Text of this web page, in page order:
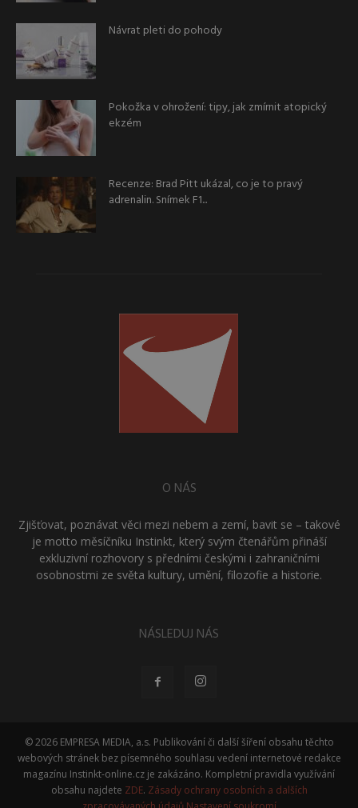
Návrat pleti do pohody
Pokožka v ohrožení: tipy, jak zmírnit atopický
ekzém
Recenze: Brad Pitt ukázal, co je to pravý
adrenalin. Snímek F1...
O NÁS
Zjišťovat, poznávat věci mezi nebem a zemí, bavit se – takové
je motto měsíčníku Instinkt, který svým čtenářům přináší
exkluzivní rozhovory s předními českými i zahraničními
osobnostmi ze světa kultury, umění, filozofie a historie.
NÁSLEDUJ NÁS
© 2026 EMPRESA MEDIA, a.s. Publikování či další šíření obsahu těchto
webových stránek bez písemného souhlasu vedení internetové redakce
magazínu Instinkt-online.cz je zakázáno. Kompletní pravidla využívání
obsahu najdete ZDE. Zásady ochrany osobních a dalších